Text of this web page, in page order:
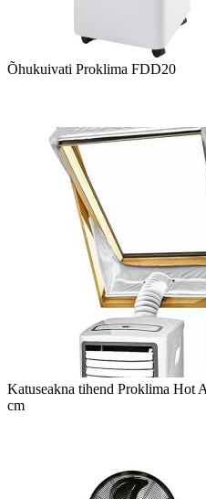
Õhukuivati Proklima FDD20
Katuseakna tihend Proklima Hot
cm